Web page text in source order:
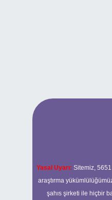
Yasal Uyarı: Sitemiz,
araştırma
şahıs şirketi ile hiçbir